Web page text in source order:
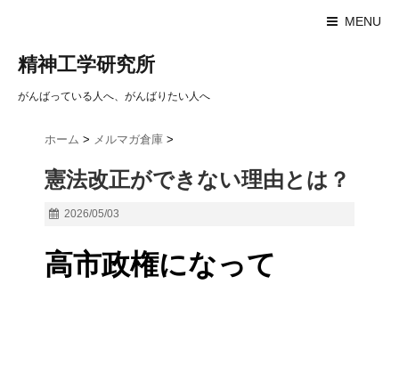
MENU
精神工学研究所
がんばっている人へ、がんばりたい人へ
ホーム > メルマガ倉庫 >
憲法改正ができない理由とは？
2026/05/03
高市政権になって